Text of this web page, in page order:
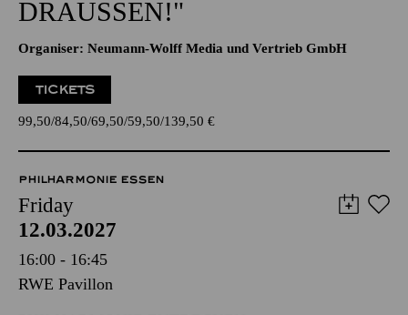
DRAUSSEN!"
Organiser: Neumann-Wolff Media und Vertrieb GmbH
TICKETS
99,50 84,50 69,50 59,50 139,50 €
PHILHARMONIE ESSEN
Friday
12.03.2027
16:00 - 16:45
RWE Pavillon